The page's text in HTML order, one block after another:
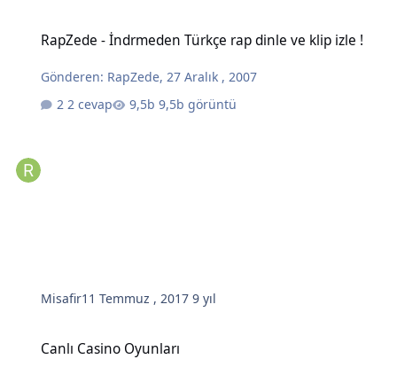
RapZede - İndrmeden Türkçe rap dinle ve klip izle !
Gönderen: RapZede, 27 Aralık , 2007
2 cevap
9,5b görüntü
Misafir11 Temmuz , 20179 yıl
Canlı Casino Oyunları